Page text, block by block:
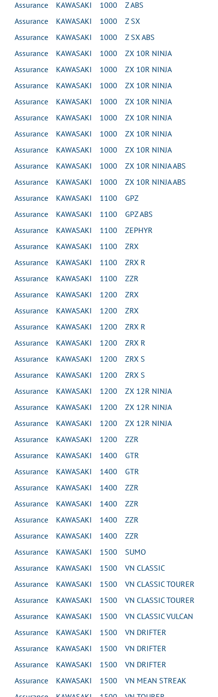
Assurance KAWASAKI 1000 Z ABS
Assurance KAWASAKI 1000 Z SX
Assurance KAWASAKI 1000 Z SX ABS
Assurance KAWASAKI 1000 ZX 10R NINJA
Assurance KAWASAKI 1000 ZX 10R NINJA
Assurance KAWASAKI 1000 ZX 10R NINJA
Assurance KAWASAKI 1000 ZX 10R NINJA
Assurance KAWASAKI 1000 ZX 10R NINJA
Assurance KAWASAKI 1000 ZX 10R NINJA
Assurance KAWASAKI 1000 ZX 10R NINJA
Assurance KAWASAKI 1000 ZX 10R NINJA ABS
Assurance KAWASAKI 1000 ZX 10R NINJA ABS
Assurance KAWASAKI 1100 GPZ
Assurance KAWASAKI 1100 GPZ ABS
Assurance KAWASAKI 1100 ZEPHYR
Assurance KAWASAKI 1100 ZRX
Assurance KAWASAKI 1100 ZRX R
Assurance KAWASAKI 1100 ZZR
Assurance KAWASAKI 1200 ZRX
Assurance KAWASAKI 1200 ZRX
Assurance KAWASAKI 1200 ZRX R
Assurance KAWASAKI 1200 ZRX R
Assurance KAWASAKI 1200 ZRX S
Assurance KAWASAKI 1200 ZRX S
Assurance KAWASAKI 1200 ZX 12R NINJA
Assurance KAWASAKI 1200 ZX 12R NINJA
Assurance KAWASAKI 1200 ZX 12R NINJA
Assurance KAWASAKI 1200 ZZR
Assurance KAWASAKI 1400 GTR
Assurance KAWASAKI 1400 GTR
Assurance KAWASAKI 1400 ZZR
Assurance KAWASAKI 1400 ZZR
Assurance KAWASAKI 1400 ZZR
Assurance KAWASAKI 1400 ZZR
Assurance KAWASAKI 1500 SUMO
Assurance KAWASAKI 1500 VN CLASSIC
Assurance KAWASAKI 1500 VN CLASSIC TOURER
Assurance KAWASAKI 1500 VN CLASSIC TOURER
Assurance KAWASAKI 1500 VN CLASSIC VULCAN
Assurance KAWASAKI 1500 VN DRIFTER
Assurance KAWASAKI 1500 VN DRIFTER
Assurance KAWASAKI 1500 VN DRIFTER
Assurance KAWASAKI 1500 VN MEAN STREAK